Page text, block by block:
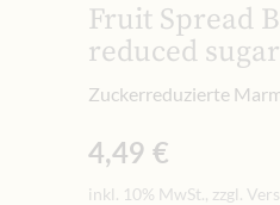
Fruit Spread
reduced sugar
Zuckerreduzierte
4,49 €
inkl. 10% MwSt., zzgl.